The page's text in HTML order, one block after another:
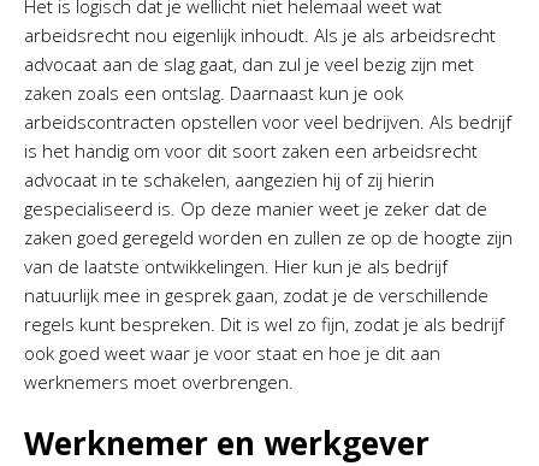
Het is logisch dat je wellicht niet helemaal weet wat
arbeidsrecht nou eigenlijk inhoudt. Als je als arbeidsrecht
advocaat aan de slag gaat, dan zul je veel bezig zijn met
zaken zoals een ontslag. Daarnaast kun je ook
arbeidscontracten opstellen voor veel bedrijven. Als bedrijf
is het handig om voor dit soort zaken een arbeidsrecht
advocaat in te schakelen, aangezien hij of zij hierin
gespecialiseerd is. Op deze manier weet je zeker dat de
zaken goed geregeld worden en zullen ze op de hoogte zijn
van de laatste ontwikkelingen. Hier kun je als bedrijf
natuurlijk mee in gesprek gaan, zodat je de verschillende
regels kunt bespreken. Dit is wel zo fijn, zodat je als bedrijf
ook goed weet waar je voor staat en hoe je dit aan
werknemers moet overbrengen.
Werknemer en werkgever